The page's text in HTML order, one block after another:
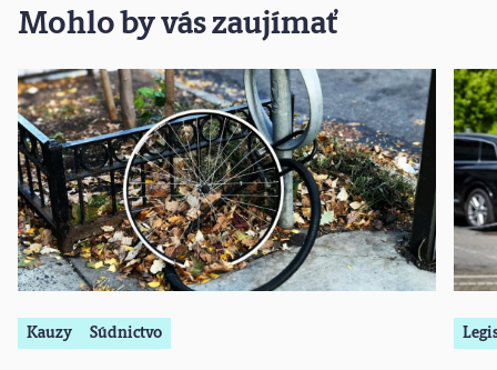
Mohlo by vás zaujímať
Kauzy Súdnictvo